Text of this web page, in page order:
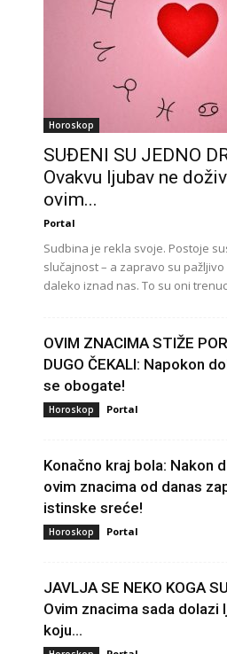
Horoskop
SUĐENI SU JEDNO
Ovakvu ljubav ne
ovim...
Portal
Sudbina je rekla svoje. Postoje
slučajnost – a zapravo su
daleko iznad nas. To su oni
OVIM ZNACIMA STIŽE
DUGO ČEKALI: Napokon
se obogate!
Horoskop Portal
Konačno kraj bola: Nakon
ovim znacima od danas
istinske sreće!
Horoskop Portal
JAVLJA SE NEKO KOGA
Ovim znacima sada dolazi
koju...